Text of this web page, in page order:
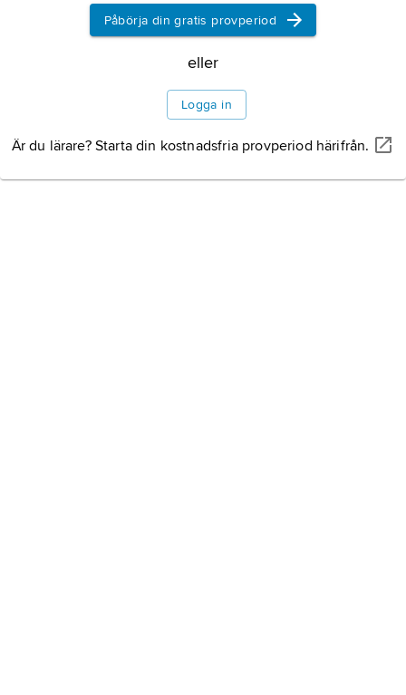
Information om artikeln
Påbörja din gratis provperiod
eller
Logga in
Är du lärare? Starta din kostnadsfria provperiod härifrån.